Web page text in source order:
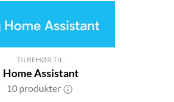
TILBEHØR TIL:
Home Assistant
10 produkter